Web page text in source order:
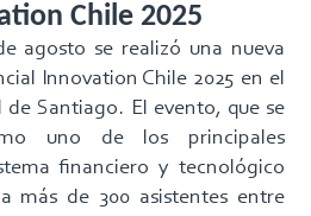
Chile 2025
agosto se realizó una nueva
Innovation Chile 2025 en el
Santiago. El evento, que se
uno de los principales
financiero y tecnológico
más de 300 asistentes entre